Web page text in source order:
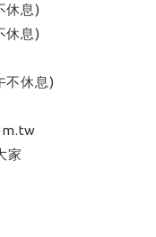
休息)
休息)
不休息)
家